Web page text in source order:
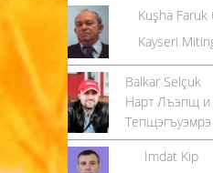
Kuşha Faruk
Kayseri
Balkar Selçuk
Нарт Лъэпщ
İmdat Kip